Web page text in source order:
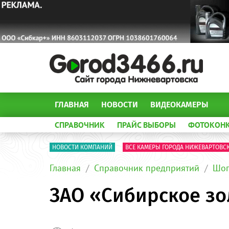
ГЛАВНАЯ НОВОСТИ ВИДЕОКАМЕРЫ
СПРАВОЧНИК ПРАЙС ВЫБОРЫ
НОВОСТИ КОМПАНИЙ ВСЕ КАМЕРЫ ГОРОДА
Главная Справочник предприятий
ЗАО «Сибирское